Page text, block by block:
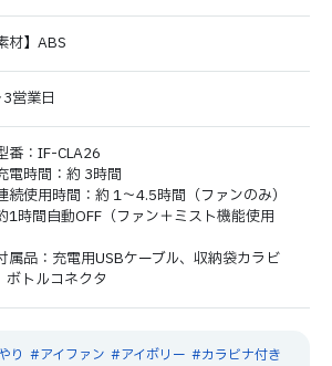
材】ABS
営業日
番：IF-CLA26
電時間：約 3時間
続使用時間：約 1～4.5時間（ファンのみ）
1時間自動OFF（ファン＋ミスト機能使用
属品：充電用USBケーブル、収納袋カラビ
ボトルコネクタ
り アイファン アイボリー
カラビナ付き